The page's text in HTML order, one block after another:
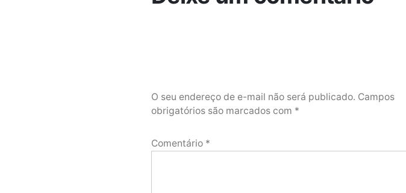
O seu endereço de e-mail não será publicado. Campos
obrigatórios são marcados com *
Comentário *